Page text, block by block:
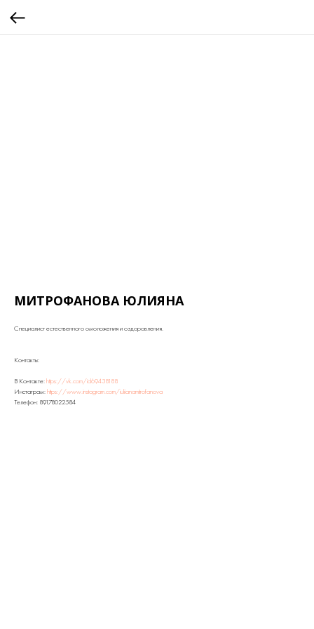
МИТРОФАНОВА ЮЛИЯНА
Специалист естественного омоложения и оздоровления.
Контакты:
В Контакте:https://vk.com/id69438188
Инстаграм:https://www.instagram.com/iuliianamitrofanova
Телефон: 89178022584